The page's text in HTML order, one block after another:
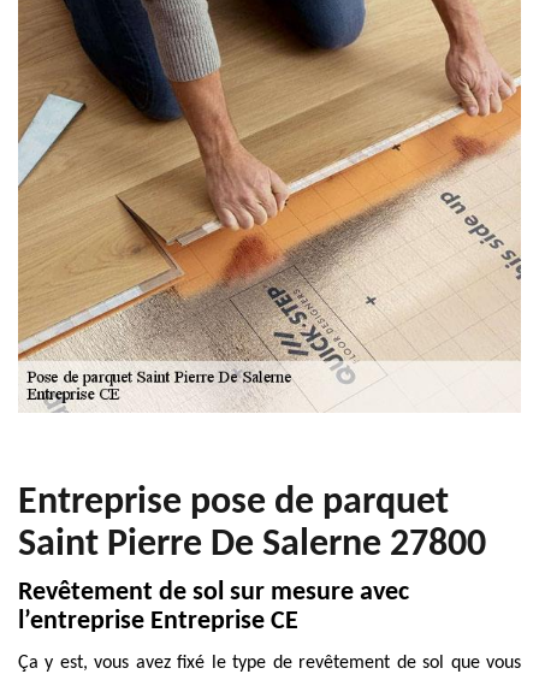
Entreprise pose de parquet
Saint Pierre De Salerne 27800
Revêtement de sol sur mesure avec
l’entreprise Entreprise CE
Ça y est, vous avez fixé le type de revêtement de sol que vous